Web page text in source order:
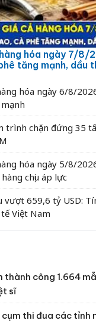
hóa ngày 7/8/
tăng mạnh, dầu
hóa ngày 6/8/
trình chặn đứng 35
hóa ngày 5/8/
chịu áp lực
vượt 659,6 tỷ USD:
Việt Nam
thành công 1.664
sĩ
thi đua các tỉnh